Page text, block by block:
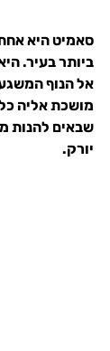
סאמיט היא
ביותר בעיר.
אל הנוף
מושכת אליה כל
שבאים להנות
יורק.